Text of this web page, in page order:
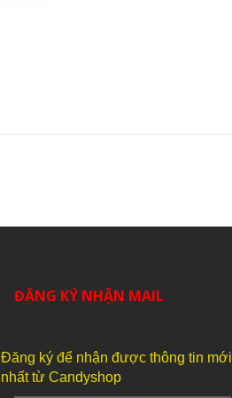
ĐĂNG KÝ NHẬN MAIL
Đăng ký để nhận được thông tin mới
nhất từ Candyshop